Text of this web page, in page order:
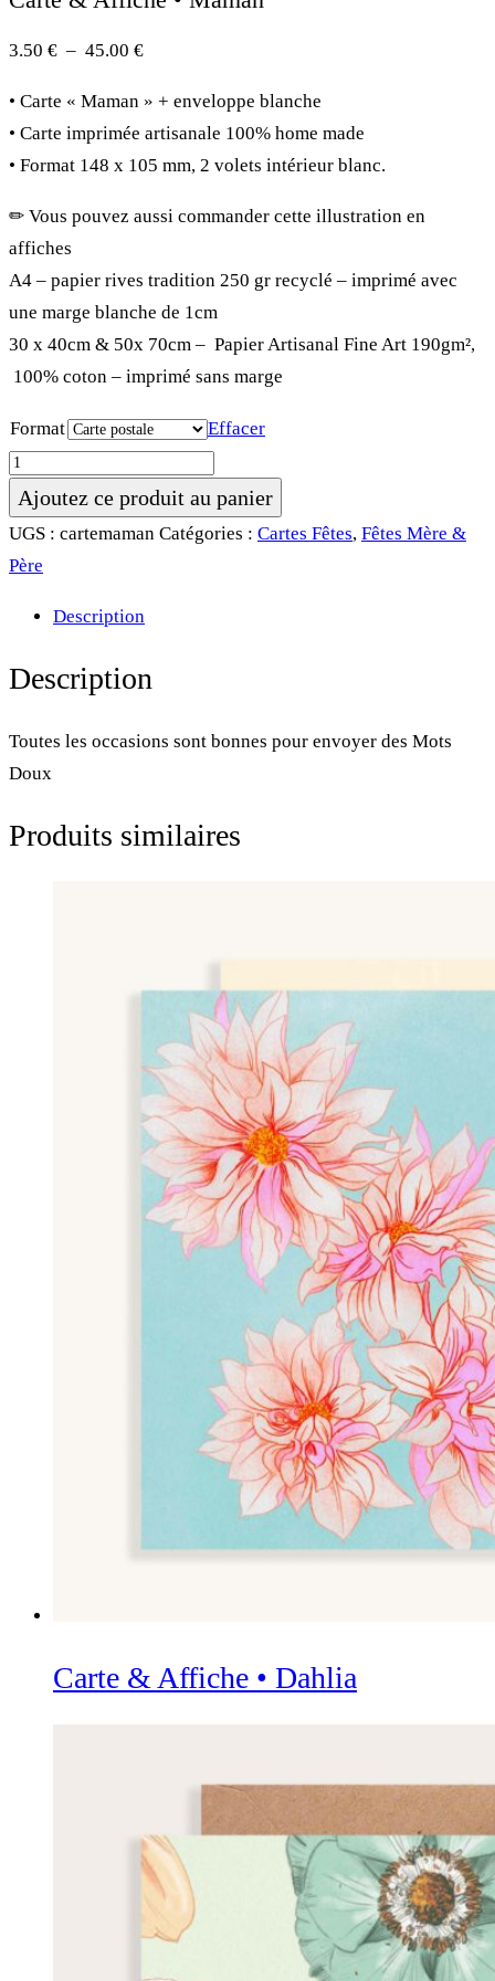
3.50 € – 45.00 €Plage
prix :
3.50 €
à
45.00 €
• Carte « Maman » + enveloppe blanche
• Carte imprimée artisanale 100% home made
• Format 148 x 105 mm, 2 volets intérieur blanc.
✏︎ Vous pouvez aussi commander cette illustration en
affiches
A4 – papier rives tradition 250 gr recyclé – imprimé avec
une marge blanche de 1cm
30 x 40cm & 50x 70cm – Papier Artisanal Fine Art 190gm²,
100% coton – imprimé sans marge
Format
Effacer
quantité
de
Carte
&
Ajoutez ce produit au panier
UGS : cartemaman Catégories : Cartes Fêtes, Fêtes Mère &
Père
Description
Description
Toutes les occasions sont bonnes pour envoyer des Mots
Doux
Produits similaires
Carte & Affiche • Dahlia